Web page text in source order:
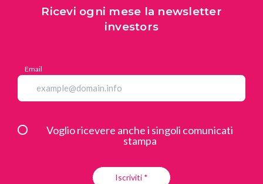
Ricevi ogni mese la newsletter
investors
Email
Voglio ricevere anche i singoli comunicati
stampa
Iscriviti *